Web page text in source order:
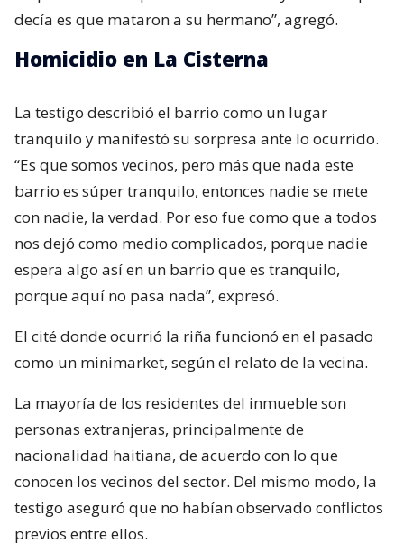
decía es que mataron a su hermano”, agregó.
Homicidio en La Cisterna
La testigo describió el barrio como un lugar
tranquilo y manifestó su sorpresa ante lo ocurrido.
“Es que somos vecinos, pero más que nada este
barrio es súper tranquilo, entonces nadie se mete
con nadie, la verdad. Por eso fue como que a todos
nos dejó como medio complicados, porque nadie
espera algo así en un barrio que es tranquilo,
porque aquí no pasa nada”, expresó.
El cité donde ocurrió la riña funcionó en el pasado
como un minimarket, según el relato de la vecina.
La mayoría de los residentes del inmueble son
personas extranjeras, principalmente de
nacionalidad haitiana, de acuerdo con lo que
conocen los vecinos del sector. Del mismo modo, la
testigo aseguró que no habían observado conflictos
previos entre ellos.